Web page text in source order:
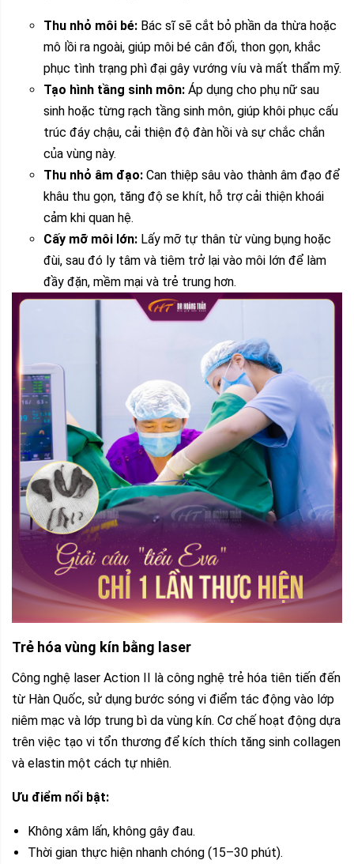
Thu nhỏ môi bé: Bác sĩ sẽ cắt bỏ phần da thừa hoặc
mô lồi ra ngoài, giúp môi bé cân đối, thon gọn, khắc
phục tình trạng phì đại gây vướng víu và mất thẩm mỹ.
Tạo hình tầng sinh môn: Áp dụng cho phụ nữ sau
sinh hoặc từng rạch tầng sinh môn, giúp khôi phục cấu
trúc đáy chậu, cải thiện độ đàn hồi và sự chắc chắn
của vùng này.
Thu nhỏ âm đạo: Can thiệp sâu vào thành âm đạo để
khâu thu gọn, tăng độ se khít, hỗ trợ cải thiện khoái
cảm khi quan hệ.
Cấy mỡ môi lớn: Lấy mỡ tự thân từ vùng bụng hoặc
đùi, sau đó ly tâm và tiêm trở lại vào môi lớn để làm
đầy đặn, mềm mại và trẻ trung hơn.
Trẻ hóa vùng kín bằng laser
Công nghệ laser Action II là công nghệ trẻ hóa tiên tiến đến
từ Hàn Quốc, sử dụng bước sóng vi điểm tác động vào lớp
niêm mạc và lớp trung bì da vùng kín. Cơ chế hoạt động dựa
trên việc tạo vi tổn thương để kích thích tăng sinh collagen
và elastin một cách tự nhiên.
Ưu điểm nổi bật:
Không xâm lấn, không gây đau.
Thời gian thực hiện nhanh chóng (15–30 phút).